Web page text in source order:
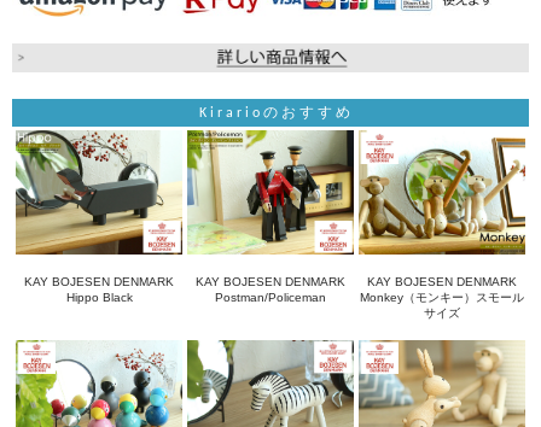
Kirarioのおすすめ
KAY BOJESEN DENMARK
Hippo Black
KAY BOJESEN DENMARK
Postman/Policeman
KAY BOJESEN DENMARK
Monkey（モンキー）スモール
サイズ